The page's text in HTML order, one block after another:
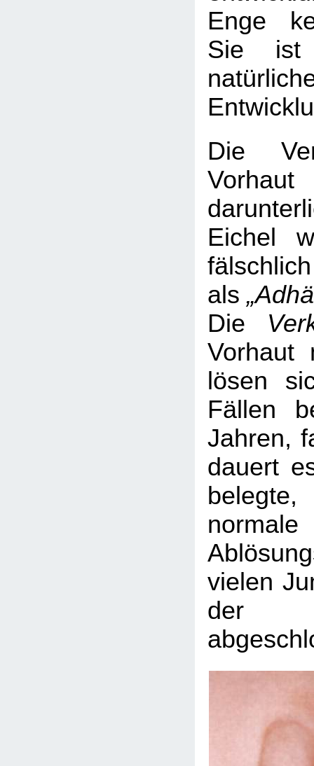
Enge
Sie ist
Die
Eichel
fälschlich
als
Die
Vorhaut
lösen
Fällen
Jahren,
dauert
normale
vielen
der